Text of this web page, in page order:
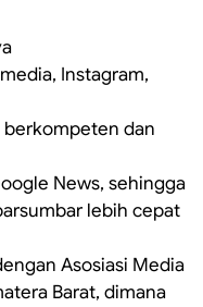
Instagram,
berkompeten dan
News, sehingga
lebih cepat
Asosiasi Media
Barat, dimana